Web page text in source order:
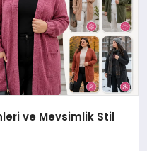
ve Mevsimlik Stil